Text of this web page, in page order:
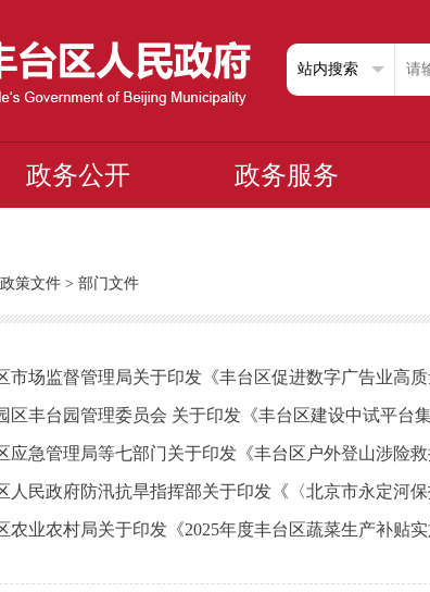
政务公开 政务服务
政策文件 > 部门文件
市场监督管理局关于印发《丰台区促进数字广告业高
区丰台园管理委员会 关于印发《丰台区建设中试平台
应急管理局等七部门关于印发《丰台区户外登山涉险
农业农村局关于印发《2025年度丰台区蔬菜生产补贴